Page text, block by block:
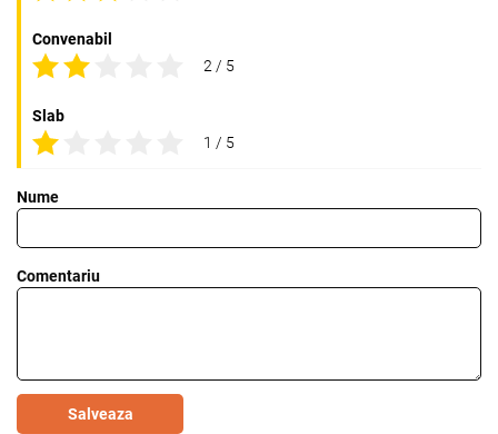
Convenabil
2 / 5
Slab
1 / 5
Nume
Comentariu
Salveaza